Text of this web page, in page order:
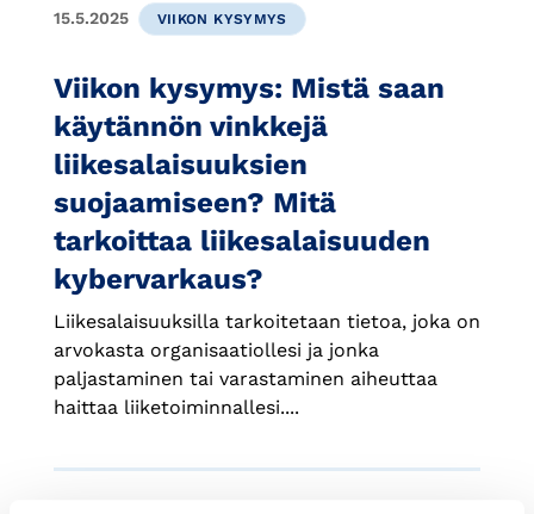
15.5.2025 VIIKON KYSYMYS
Viikon kysymys: Mistä saan
käytännön vinkkejä
liikesalaisuuksien
suojaamiseen? Mitä
tarkoittaa liikesalaisuuden
kybervarkaus?
Liikesalaisuuksilla tarkoitetaan tietoa, joka on
arvokasta organisaatiollesi ja jonka
paljastaminen tai varastaminen aiheuttaa
haittaa liiketoiminnallesi....